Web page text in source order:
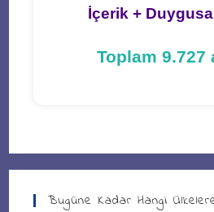
İçerik +
Toplam 9.727
Bugüne Kadar Hangi